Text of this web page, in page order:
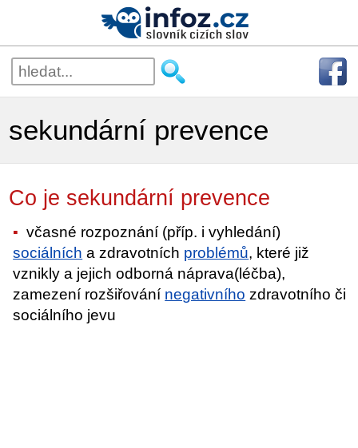
sekundární prevence
Co je sekundární prevence
včasné rozpoznání (příp. i vyhledání)
sociálních a zdravotních problémů, které již
vznikly a jejich odborná náprava(léčba),
zamezení rozšiřování negativního zdravotního či
sociálního jevu